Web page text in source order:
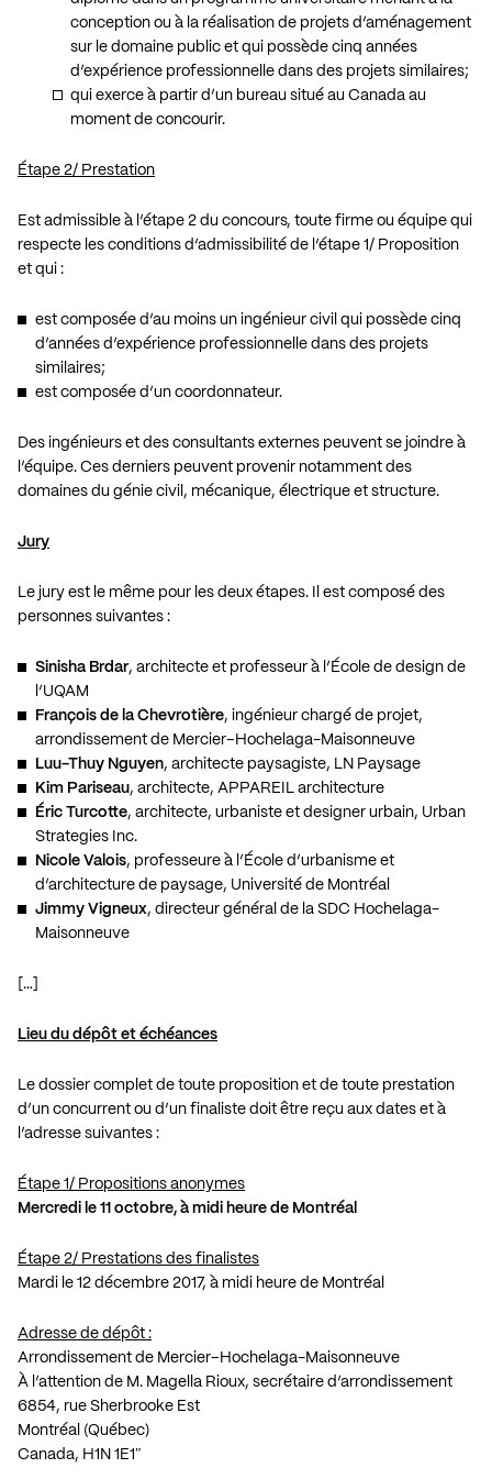
conception ou à la réalisation de projets d’aménagement
sur le domaine public et qui possède cinq années
d’expérience professionnelle dans des projets similaires;
qui exerce à partir d’un bureau situé au Canada au
moment de concourir.
Étape 2/ Prestation
Est admissible à l’étape 2 du concours, toute firme ou équipe qui
respecte les conditions d’admissibilité de l’étape 1/ Proposition
et qui :
est composée d’au moins un ingénieur civil qui possède cinq
d’années d’expérience professionnelle dans des projets
similaires;
est composée d’un coordonnateur.
Des ingénieurs et des consultants externes peuvent se joindre à
l’équipe. Ces derniers peuvent provenir notamment des
domaines du génie civil, mécanique, électrique et structure.
Jury
Le jury est le même pour les deux étapes. Il est composé des
personnes suivantes :
Sinisha Brdar, architecte et professeur à l’ École de design de
l’UQAM
François de la Chevrotière, ingénieur chargé de projet,
arrondissement de Mercier–Hochelaga-Maisonneuve
Luu-Thuy Nguyen, architecte paysagiste, LN Paysage
Kim Pariseau, architecte, APPAREIL architecture
Éric Turcotte, architecte, urbaniste et designer urbain, Urban
Strategies Inc.
Nicole Valois, professeure à l’ École d’urbanisme et
d’architecture de paysage, Université de Montréal
Jimmy Vigneux, directeur général de la SDC Hochelaga-
Maisonneuve
[…]
Lieu du dépôt et échéances
Le dossier complet de toute proposition et de toute prestation
d’un concurrent ou d’un finaliste doit être reçu aux dates et à
l’adresse suivantes :
Étape 1/ Propositions anonymes
Mercredi le 11 octobre, à midi heure de Montréal
Étape 2/ Prestations des finalistes
Mardi le 12 décembre 2017, à midi heure de Montréal
Adresse de dépôt :
Arrondissement de Mercier–Hochelaga-Maisonneuve
À l’attention de M. Magella Rioux, secrétaire d’arrondissement
6854, rue Sherbrooke Est
Montréal (Québec)
Canada, H1N 1E1″